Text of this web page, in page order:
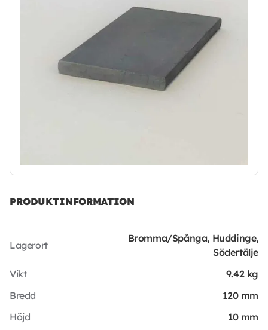
PRODUKTINFORMATION
Lagerort
Bromma/Spånga, Huddinge,
Södertälje
Vikt
9.42 kg
Bredd
120 mm
Höjd
10 mm